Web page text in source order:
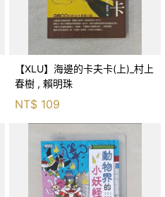
【XLU】海邊的卡夫卡(上)_村上
春樹 , 賴明珠
NT$ 109